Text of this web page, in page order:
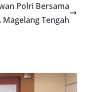
Polri Bersama
Tengah